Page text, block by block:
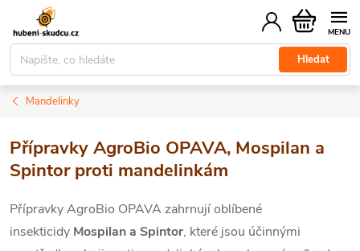
obsah
Hledat
Nákupní
košík
Mandelinky
Přípravky AgroBio OPAVA, Mospilan a
Spintor proti mandelinkám
PřípravkyAgroBio OPAVA zahrnují oblíbené
insekticidy Mospilana Spintor, které jsou účinnými